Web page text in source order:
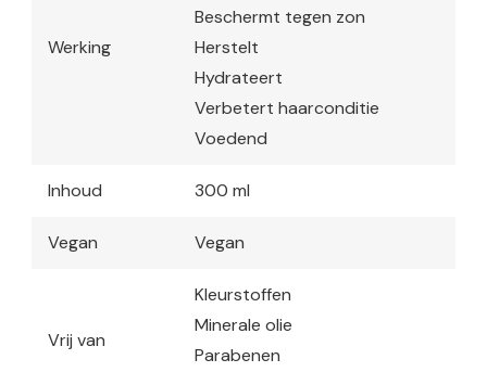
Werking
Beschermt tegen zon
Herstelt
Hydrateert
Verbetert haarconditie
Voedend
Inhoud 300 ml
Vegan Vegan
Vrij van
Kleurstoffen
Minerale olie
Parabenen